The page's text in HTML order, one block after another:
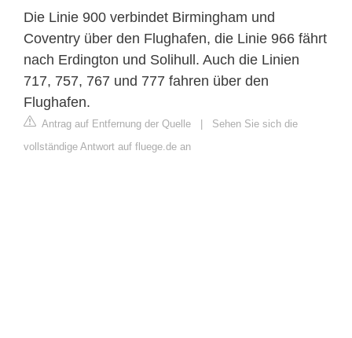
Die Linie 900 verbindet Birmingham und
Coventry über den Flughafen, die Linie 966 fährt
nach Erdington und Solihull. Auch die Linien
717, 757, 767 und 777 fahren über den
Flughafen.
Antrag auf Entfernung der Quelle
Sehen Sie sich die
vollständige Antwort auf fluege.de an